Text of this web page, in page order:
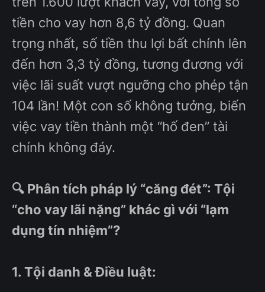
tiền cho vay hơn 8,6 tỷ đồng. Quan
trọng nhất, số tiền thu lợi bất chính lên
đến hơn 3,3 tỷ đồng, tương đương với
việc lãi suất vượt ngưỡng cho phép tận
104 lần! Một con số không tưởng, biến
việc vay tiền thành một “hố đen” tài
chính không đáy.
🔍 Phân tích pháp lý “căng đét”: Tội
“cho vay lãi nặng” khác gì với “lạm
dụng tín nhiệm”?
1. Tội danh & Điều luật: